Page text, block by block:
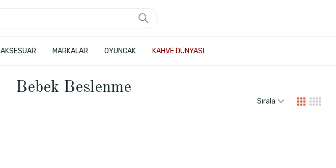
AKSESUAR MARKALAR OYUNCAK KAHVE DÜNYASI
Bebek Beslenme
Sırala